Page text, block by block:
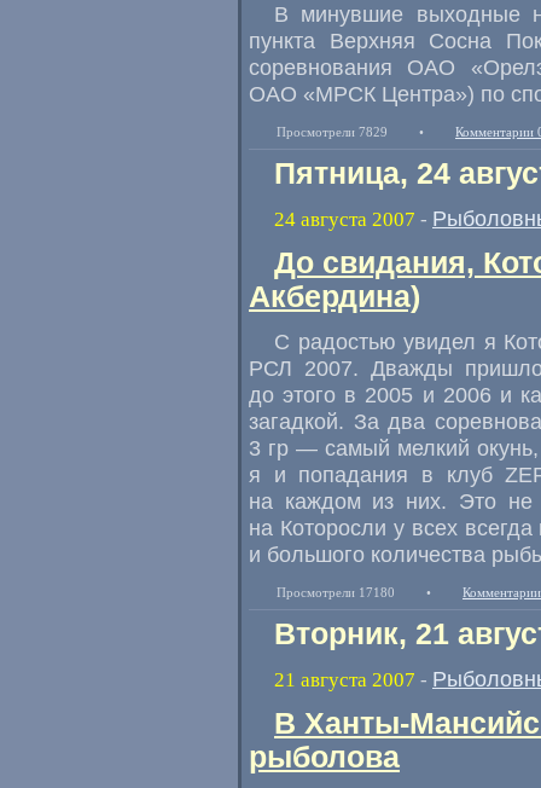
В минувшие выходные
пункта Верхняя Сосна
соревнования ОАО
ОАО «МРСК Центра») по
Просмотрели 7829 • Комментарии
Пятница, 24
24 августа 2007 -
До свидания,
Акбердина)
С радостью увидел я
РСЛ 2007. Дважды
до этого в 2005 и 2006 и
загадкой. За два
3 гр — самый мелкий
я и попадания в клуб
на каждом из них. Это не
на Которосли у всех
и большого количества
Просмотрели 17180 •
Вторник, 21
21 августа 2007 -
В Ханты-
рыболова